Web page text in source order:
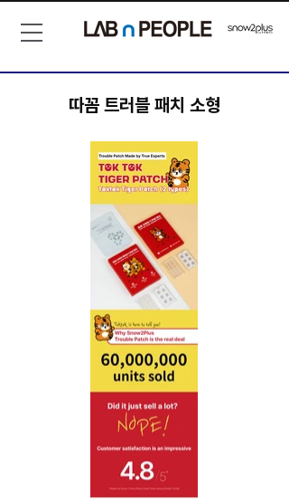
따꼼 트러블 패치 소형